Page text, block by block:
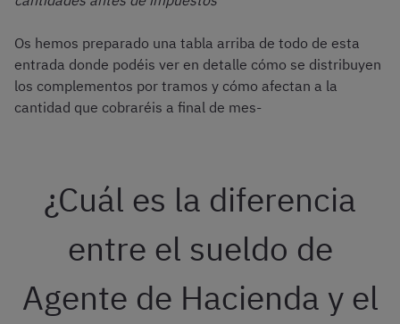
Os hemos preparado una tabla arriba de todo de esta
entrada donde podéis ver en detalle cómo se distribuyen
los complementos por tramos y cómo afectan a la
cantidad que cobraréis a final de mes-
¿Cuál es la diferencia
entre el sueldo de
Agente de Hacienda y el